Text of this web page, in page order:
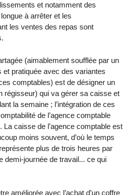
et notamment des
à arrêter et les
les ventes des repas sont
(aimablement soufflée par un
et pratiquée avec des variantes
comptables) est de désigner un
régisseur) qui va gérer sa caisse et
la semaine ; l’intégration de ces
de l’agence comptable
La caisse de l’agence comptable est
moins souvent, d’où le temps
plus de trois heures par
demi-journée de travail... ce qui
améliorée avec l’achat d’un coffre